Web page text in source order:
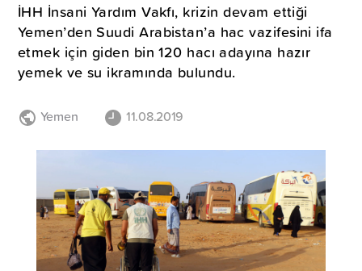
İHH İnsani Yardım Vakfı, krizin devam ettiği
Yemen’den Suudi Arabistan’a hac vazifesini ifa
etmek için giden bin 120 hacı adayına hazır
yemek ve su ikramında bulundu.
Yemen 11.08.2019